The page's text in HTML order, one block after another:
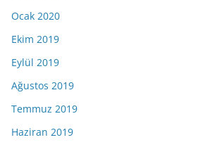
Ocak 2020
Ekim 2019
Eylül 2019
Ağustos 2019
Temmuz 2019
Haziran 2019